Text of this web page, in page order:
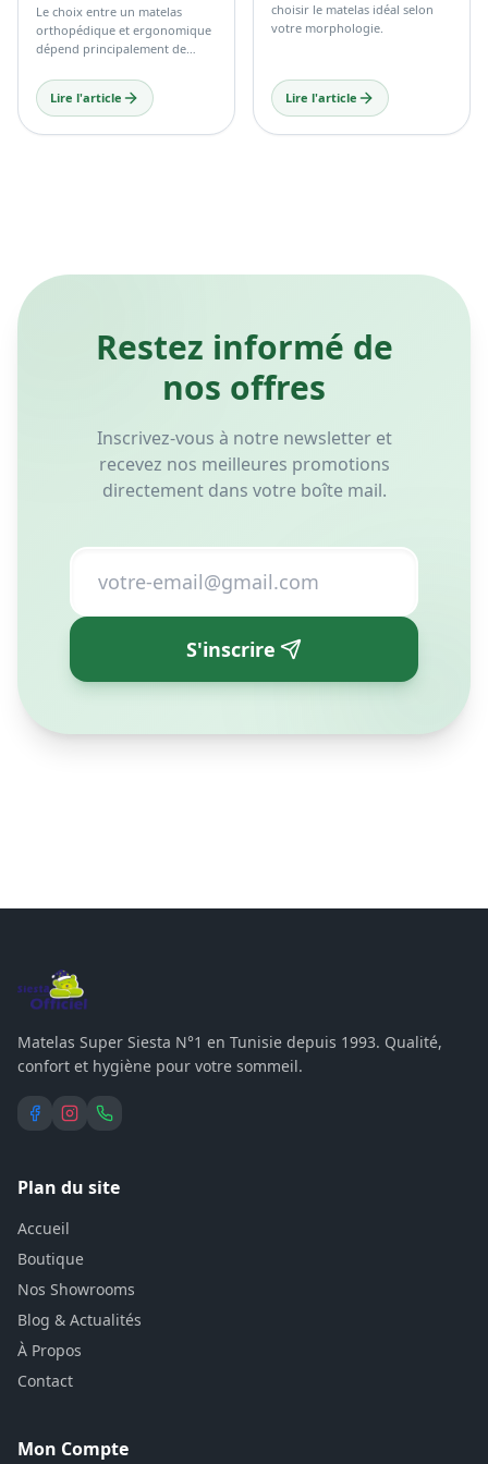
Le choix entre un matelas
orthopédique et ergonomique
dépend principalement de
votre morphologie et de vos
habitudes de sommeil.
Lire l'article
choisir le matelas idéal selon
votre morphologie.
Lire l'article
Restez informé de
nos offres
Inscrivez-vous à notre newsletter et
recevez nos meilleures promotions
directement dans votre boîte mail.
S'inscrire
Matelas Super Siesta N°1 en Tunisie depuis 1993. Qualité,
confort et hygiène pour votre sommeil.
Plan du site
Accueil
Boutique
Nos Showrooms
Blog & Actualités
À Propos
Contact
Mon Compte